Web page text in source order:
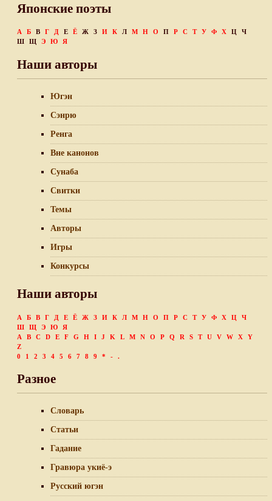
Японские поэты
А Б В Г Д Е Ё Ж З И К Л М Н О П Р С Т У Ф Х Ц
Ч
Ш
Щ Э Ю Я
Наши авторы
Югэн
Сэнрю
Ренга
Вне канонов
Сунаба
Свитки
Темы
Авторы
Игры
Конкурсы
Наши авторы
А Б В Г Д Е Ё Ж З И К Л М Н О П Р С Т У Ф Х Ц
Ч
Ш
Щ Э Ю
Я
A
B C D E F G H I J K L M N O P Q R S T U V W X
Y
Z
0
1 2 3 4 5 6 7 8 9 * - .
Разное
Словарь
Статьи
Гадание
Гравюра укиё-э
Русский югэн